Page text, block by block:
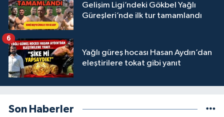
Gelişim Ligi’ndeki Gökbel Yağlı
Güreşleri’nde ilk tur tamamlandı
Yağlı güreş hocası Hasan Aydın’dan
eleştirilere tokat gibi yanıt
6
Son Haberler